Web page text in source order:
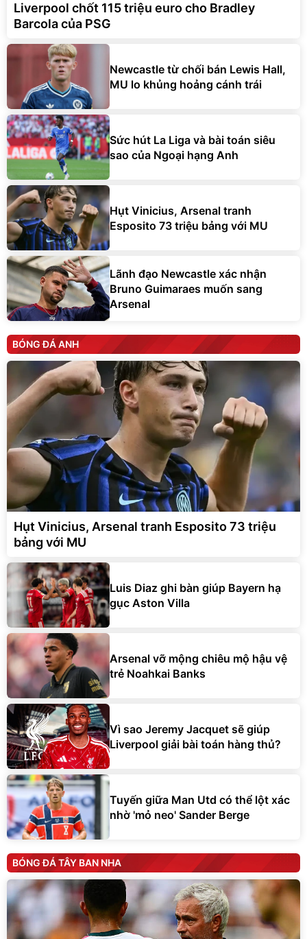
Liverpool chốt 115 triệu euro cho Bradley
Barcola của PSG
Newcastle từ chối bán Lewis Hall,
MU lo khủng hoảng cánh trái
Sức hút La Liga và bài toán siêu
sao của Ngoại hạng Anh
Hụt Vinicius, Arsenal tranh
Esposito 73 triệu bảng với MU
Lãnh đạo Newcastle xác nhận
Bruno Guimaraes muốn sang
Arsenal
BÓNG ĐÁ ANH
Hụt Vinicius, Arsenal tranh Esposito 73 triệu
bảng với MU
Luis Diaz ghi bàn giúp Bayern hạ
gục Aston Villa
Arsenal vỡ mộng chiêu mộ hậu vệ
trẻ Noahkai Banks
Vì sao Jeremy Jacquet sẽ giúp
Liverpool giải bài toán hàng thủ?
Tuyến giữa Man Utd có thể lột xác
nhờ 'mỏ neo' Sander Berge
BÓNG ĐÁ TÂY BAN NHA